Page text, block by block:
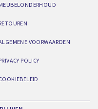
VOORWAARDEN
POLICY